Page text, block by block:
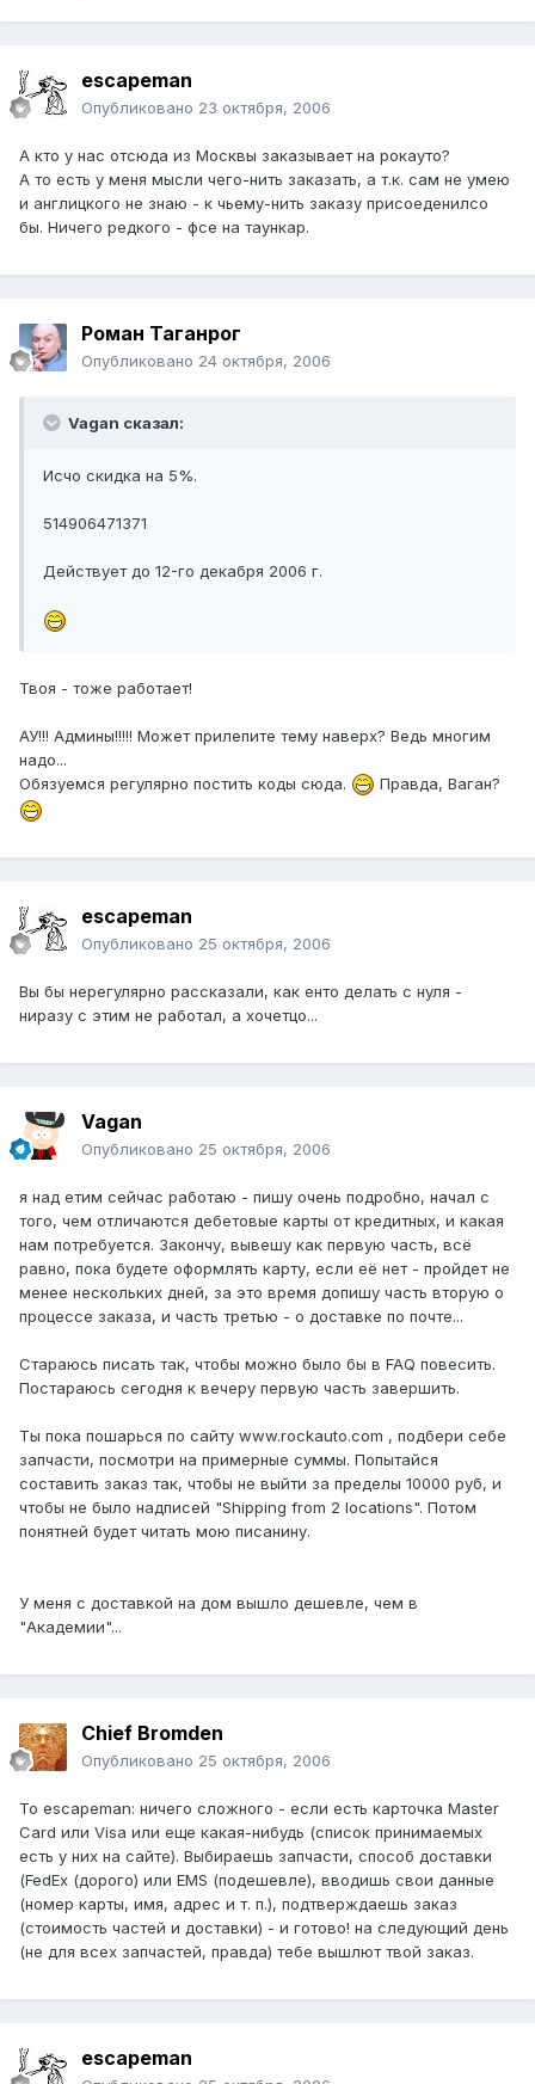
escapeman
Опубликовано 23 октября, 2006
А кто у нас отсюда из Москвы заказывает на рокауто?
А то есть у меня мысли чего-нить заказать, а т.к. сам не умею
и англицкого не знаю - к чьему-нить заказу присоеденилсо
бы. Ничего редкого - фсе на таункар.
Pоман Таганрог
Опубликовано 24 октября, 2006
Vagan сказал:
Исчо скидка на 5%.
514906471371
Действует до 12-го декабря 2006 г.
Твоя - тоже работает!
АУ!!! Админы!!!!! Может прилепите тему наверх? Ведь многим
надо...
Обязуемся регулярно постить коды сюда.
Правда, Ваган?
escapeman
Опубликовано 25 октября, 2006
Вы бы нерегулярно рассказали, как енто делать с нуля -
ниразу с этим не работал, а хочетцо...
Vagan
Опубликовано 25 октября, 2006
я над етим сейчас работаю - пишу очень подробно, начал с
того, чем отличаются дебетовые карты от кредитных, и какая
нам потребуется. Закончу, вывешу как первую часть, всё
равно, пока будете оформлять карту, если её нет - пройдет не
менее нескольких дней, за это время допишу часть вторую о
процессе заказа, и часть третью - о доставке по почте...
Стараюсь писать так, чтобы можно было бы в FAQ повесить.
Постараюсь сегодня к вечеру первую часть завершить.
Ты пока пошарься по сайту www.rockauto.com , подбери себе
запчасти, посмотри на примерные суммы. Попытайся
составить заказ так, чтобы не выйти за пределы 10000 руб, и
чтобы не было надписей "Shipping from 2 locations". Потом
понятней будет читать мою писанину.
У меня с доставкой на дом вышло дешевле, чем в
"Академии"...
Chief Bromden
Опубликовано 25 октября, 2006
To escapeman: ничего сложного - если есть карточка Master
Card или Visa или еще какая-нибудь (список принимаемых
есть у них на сайте). Выбираешь запчасти, способ доставки
(FedEx (дорого) или EMS (подешевле), вводишь свои данные
(номер карты, имя, адрес и т. п.), подтверждаешь заказ
(стоимость частей и доставки) - и готово! на следующий день
(не для всех запчастей, правда) тебе вышлют твой заказ.
escapeman